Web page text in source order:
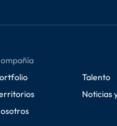
Talento
Noticias